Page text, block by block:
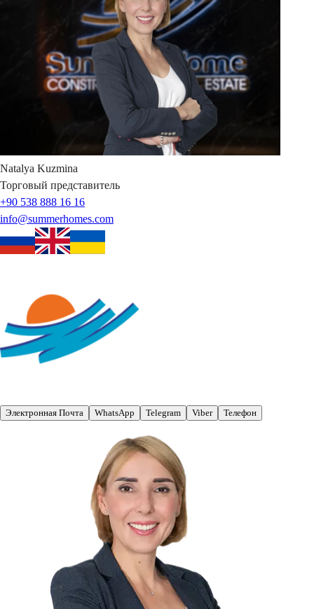
Natalya Kuzmina
Торговый представитель
+90 538 888 16 16
info@summerhomes.com
Электронная Почта WhatsApp Telegram Viber Телефон